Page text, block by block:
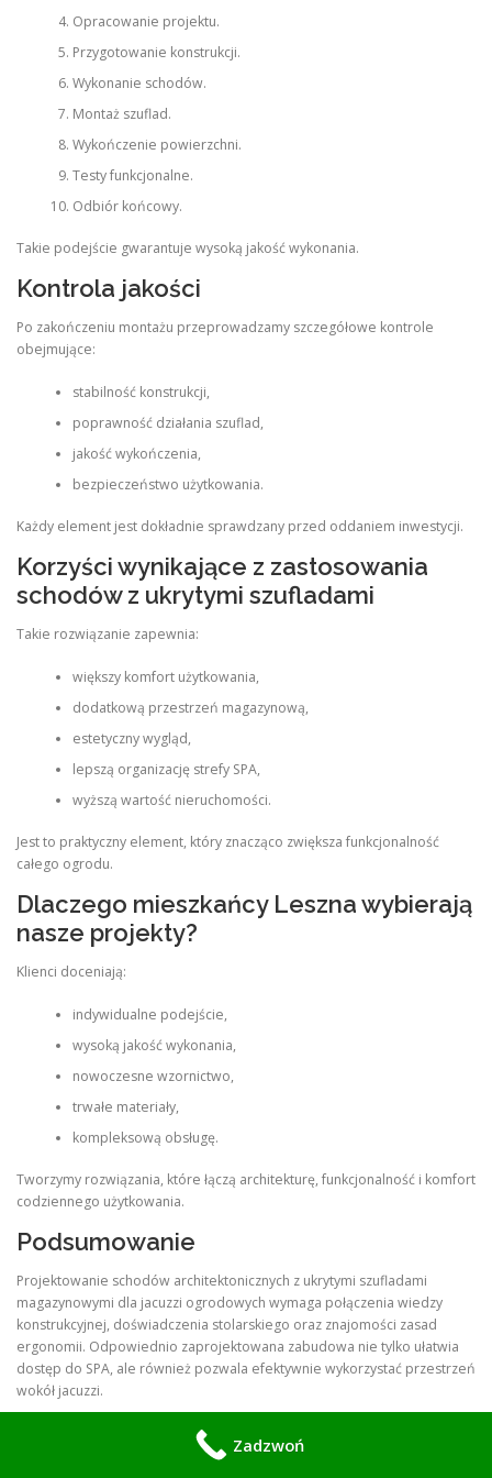
Opracowanie projektu.
Przygotowanie konstrukcji.
Wykonanie schodów.
Montaż szuflad.
Wykończenie powierzchni.
Testy funkcjonalne.
Odbiór końcowy.
Takie podejście gwarantuje wysoką jakość wykonania.
Kontrola jakości
Po zakończeniu montażu przeprowadzamy szczegółowe kontrole
obejmujące:
stabilność konstrukcji,
poprawność działania szuflad,
jakość wykończenia,
bezpieczeństwo użytkowania.
Każdy element jest dokładnie sprawdzany przed oddaniem inwestycji.
Korzyści wynikające z zastosowania
schodów z ukrytymi szufladami
Takie rozwiązanie zapewnia:
większy komfort użytkowania,
dodatkową przestrzeń magazynową,
estetyczny wygląd,
lepszą organizację strefy SPA,
wyższą wartość nieruchomości.
Jest to praktyczny element, który znacząco zwiększa funkcjonalność
całego ogrodu.
Dlaczego mieszkańcy Leszna wybierają
nasze projekty?
Klienci doceniają:
indywidualne podejście,
wysoką jakość wykonania,
nowoczesne wzornictwo,
trwałe materiały,
kompleksową obsługę.
Tworzymy rozwiązania, które łączą architekturę, funkcjonalność i komfort
codziennego użytkowania.
Podsumowanie
Projektowanie schodów architektonicznych z ukrytymi szufladami
magazynowymi dla jacuzzi ogrodowych wymaga połączenia wiedzy
konstrukcyjnej, doświadczenia stolarskiego oraz znajomości zasad
ergonomii. Odpowiednio zaprojektowana zabudowa nie tylko ułatwia
dostęp do SPA, ale również pozwala efektywnie wykorzystać przestrzeń
wokół jacuzzi.
Realizując inwestycje w Lesznie, tworzymy indywidualne rozwiązania
dopasowane do charakteru ogrodu, potrzeb użytkowników oraz
Zadzwoń